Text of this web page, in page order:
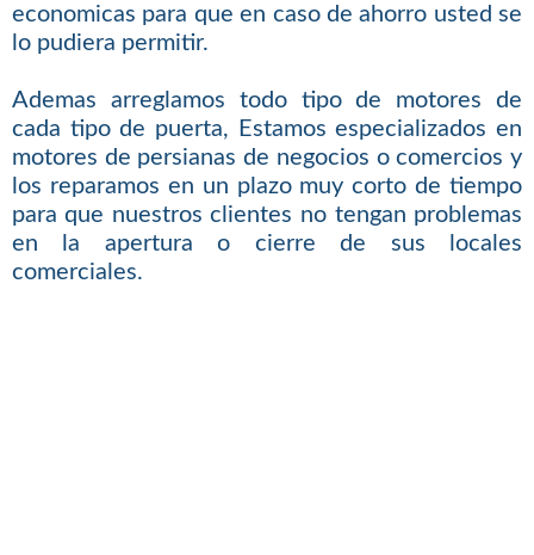
economicas para que en caso de ahorro usted se
lo pudiera permitir.
Ademas arreglamos todo tipo de motores de
cada tipo de puerta, Estamos especializados en
motores de persianas de negocios o comercios y
los reparamos en un plazo muy corto de tiempo
para que nuestros clientes no tengan problemas
en la apertura o cierre de sus locales
comerciales.